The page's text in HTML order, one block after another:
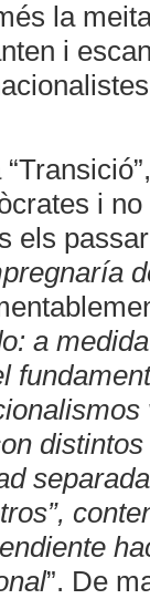
la
i
i
els
a
”. De